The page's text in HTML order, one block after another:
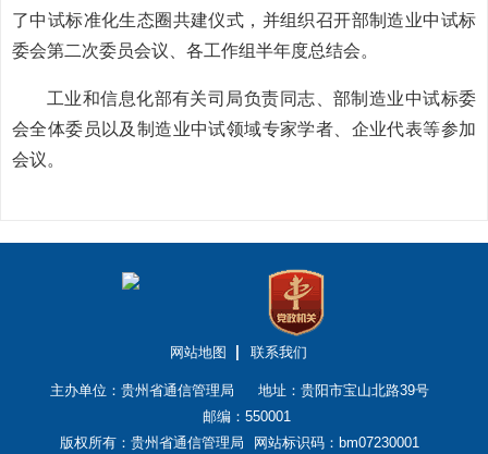
了中试标准化生态圈共建仪式，并组织召开部制造业中试标
委会第二次委员会议、各工作组半年度总结会。
工业和信息化部有关司局负责同志、部制造业中试标委
会全体委员以及制造业中试领域专家学者、企业代表等参加
会议。
网站地图 联系我们
主办单位：贵州省通信管理局
地址：贵阳市宝山北路39号
邮编：550001
版权所有：贵州省通信管理局
网站标识码：bm07230001